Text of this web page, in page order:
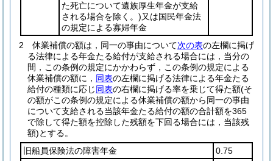
た死亡について遺族厚生年金が支給
される場合を除く。)又は国民年金法
の規定による寡婦年金
2 休業補償の額は，同一の事由について次の表の左欄に掲げ
る法律による年金たる給付が支給される場合には，当分の
間，この条例の規定にかかわらず，この条例の規定による
休業補償の額に， 同表の左欄に掲げる法律による年金たる
給付の種類に応じ同表の右欄に掲げる率を乗じて得た額(そ
の額がこの条例の規定による休業補償の額から同一の事由
について支給される当該年金たる給付の額の合計額を365
で除して得た額を控除した残額を下回る場合には，当該残
額)とする。
旧船員保険法の障害年金
0.75